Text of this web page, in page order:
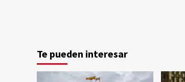
Te pueden interesar